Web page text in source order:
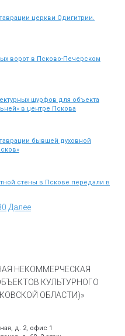
церкви Одигитрии.
ворот в Псково-Печерском
шурфов для объекта
в центре Пскова
бывшей духовной
стены в Пскове передали в
Далее
НЕКОММЕРЧЕСКАЯ
КУЛЬТУРНОГО
ОБЛАСТИ)»
д. 2, офис 1